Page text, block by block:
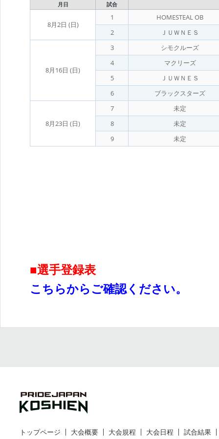
月日 試合
8月2日 (日)
1
HOMESTEAL OB
2
ＪＵＷＮＥＳ
8月16日 (日)
3
シモクルーズ
4
マクリーズ
5
ＪＵＷＮＥＳ
6
ブラックスターズ
8月23日 (日)
7
未定
8
未定
9
未定
■選手登録表
こちらからご確認ください。
トップページ 大会概要 大会規程 大会日程 試合結果